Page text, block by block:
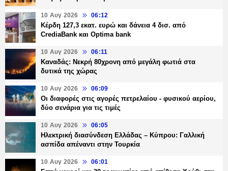
10 Αυγ 2026 06:12
Κέρδη 127,3 εκατ. ευρώ και δάνεια 4 δισ. από
CrediaBank και Optima bank
10 Αυγ 2026 06:11
Καναδάς: Νεκρή 80χρονη από μεγάλη φωτιά στα
δυτικά της χώρας
10 Αυγ 2026 06:09
Οι διαφορές στις αγορές πετρελαίου - φυσικού αερίου,
δύο σενάρια για τις τιμές
10 Αυγ 2026 06:05
Ηλεκτρική διασύνδεση Ελλάδας – Κύπρου: Γαλλική
ασπίδα απέναντι στην Τουρκία
10 Αυγ 2026 06:01